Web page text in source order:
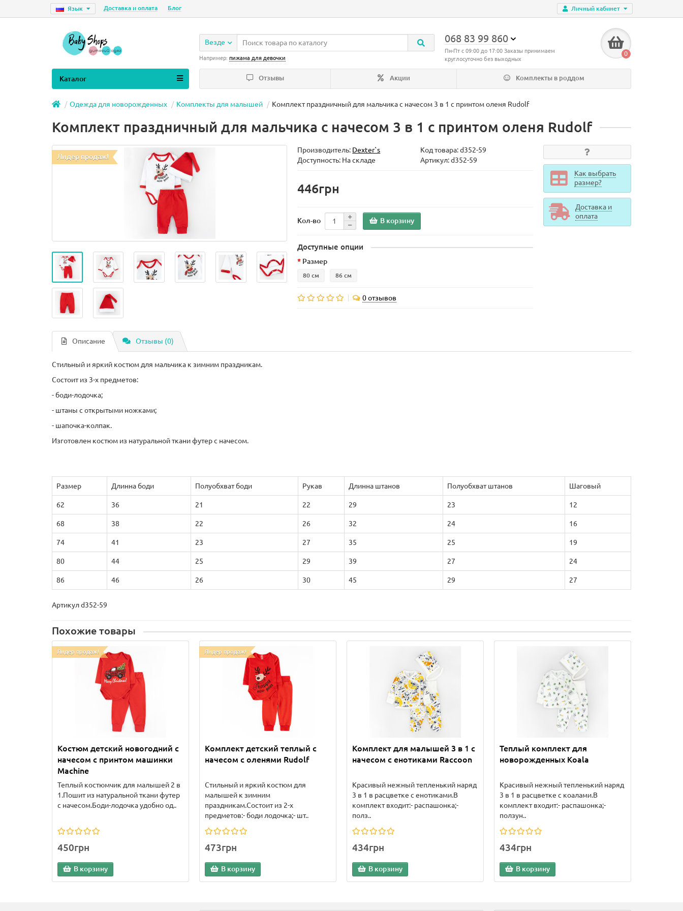
Личный кабинет
Язык Доставка и оплата Блог
068 83 99 860
Пн-Пт с 09:00 до 17:00 Заказы принимаем
круглосуточно без выходных
0
Везде
Например: пижама для девочки
Отзывы Акции Комплекты в роддом
Каталог
Одежда для новорожденных Комплекты для малышей Комплект праздничный для мальчика с начесом 3 в 1 с принтом оленя Rudolf
Комплект праздничный для мальчика с начесом 3 в 1 с принтом оленя Rudolf
Лидер продаж!
Производитель: Dexter`s Код товара:d352-59
Доступность: На складе
Артикул: d352-59
446грн
Кол-во В корзину
Доступные опции
Размер
80 см 86 см
0 отзывов
Как выбрать
размер?
Доставка и
оплата
Описание Отзывы (0)
Стильный и яркий костюм для мальчика к зимним праздникам.
Состоит из 3-х предметов:
- боди-лодочка;
- штаны с открытыми ножками;
- шапочка-колпак.
Изготовлен костюм из натуральной ткани футер с начесом.
Размер Длинна боди Полуобхват боди Рукав Длинна штанов Полуобхват штанов Шаговый
62 36 21 22 29 23 12
68 38 22 26 32 24 16
74 41 23 27 35 25 19
80 44 25 29 39 27 24
86 46 26 30 45 29 27
Артикул d352-59
Похожие товары
Лидер продаж!
Костюм детский новогодний с
начесом с принтом машинки
Machine
Теплый костюмчик для малышей 2 в
1.Пошит из натуральной ткани футер
с начесом.Боди-лодочка удобно од..
450грн
В корзину
Лидер продаж!
Комплект детский теплый с
начесом с оленями Rudolf
Стильный и яркий костюм для
малышей к зимним
праздникам.Состоит из 2-х
предметов:- боди лодочка;- шт..
473грн
В корзину
Комплект для малышей 3 в 1 с
начесом с енотиками Raccoon
Красивый нежный тепленький наряд
3 в 1 в расцветке с енотиками.В
комплект входит:- распашонка;-
полз..
434грн
В корзину
Теплый комплект для
новорожденных Koala
Красивый нежный тепленький наряд
3 в 1 в расцветке с коалами.В
комплект входит:- распашонка;-
ползун..
434грн
В корзину